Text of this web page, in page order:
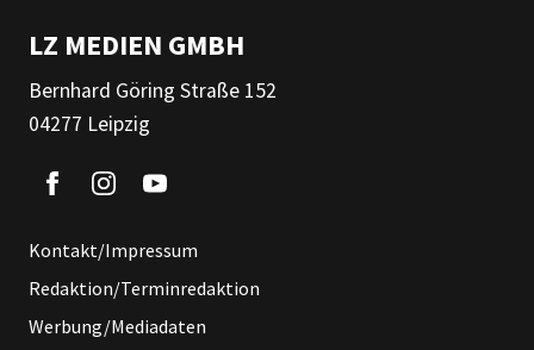
LZ MEDIEN GMBH
Bernhard Göring Straße 152
04277 Leipzig
Kontakt/Impressum
Redaktion/Terminredaktion
Werbung/Mediadaten